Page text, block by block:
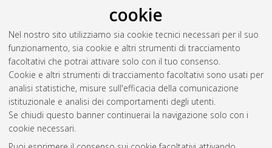
cookie
Nel nostro sito utilizziamo sia cookie tecnici necessari per il suo
funzionamento, sia cookie e altri strumenti di tracciamento
facoltativi che potrai attivare solo con il tuo consenso.
Cookie e altri strumenti di tracciamento facoltativi sono usati per
analisi statistiche, misure sull'efficacia della comunicazione
istituzionale e analisi dei comportamenti degli utenti.
Se chiudi questo banner continuerai la navigazione solo con i
cookie necessari.
(2009)Aspetti cognitivi dell'epilessia
, [Dissertation thesis], Alma Mater Studiorum
Università di Bologna. Dottorato di ricerca inMedicina del
sonno, 21 Ciclo.
Questa lista e' stata generata il Wed Aug 5 20:50:08 2026
Atom